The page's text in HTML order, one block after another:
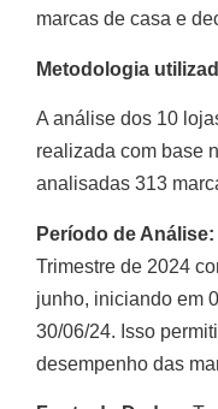
marcas de casa e
Metodologia
A análise dos 10
realizada com base
analisadas 313
Período de Análise:
Trimestre de 2024
junho, iniciando em
30/06/24. Isso
desempenho das